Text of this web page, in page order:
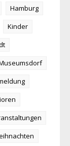
Hamburg
Kinder